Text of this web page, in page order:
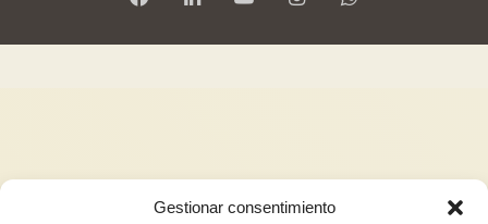
Gestionar consentimiento